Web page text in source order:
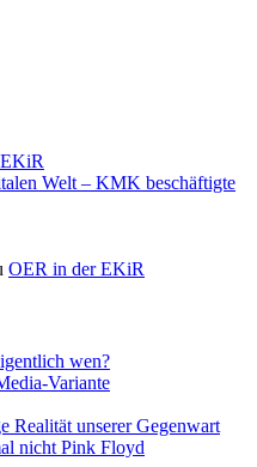
Welt – KMK beschäftigte
OER in der EKiR
wen?
Variante
unserer Gegenwart
nicht Pink Floyd